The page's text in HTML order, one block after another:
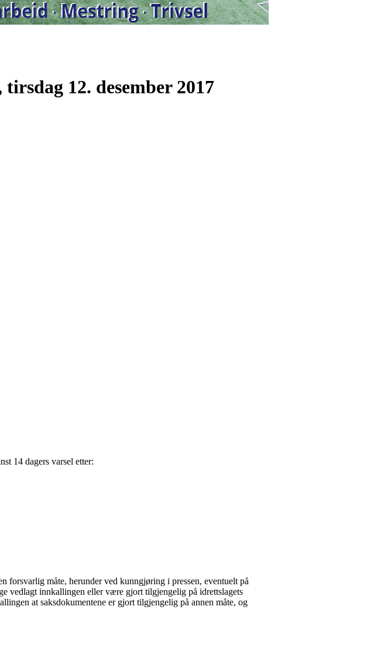
12. desember 2017
14 dagers varsel etter:
måte, herunder ved kunngjøring i pressen, eventuelt på
vedlagt innkallingen eller være gjort tilgjengelig på idrettslagets
at saksdokumentene er gjort tilgjengelig på annen måte, og